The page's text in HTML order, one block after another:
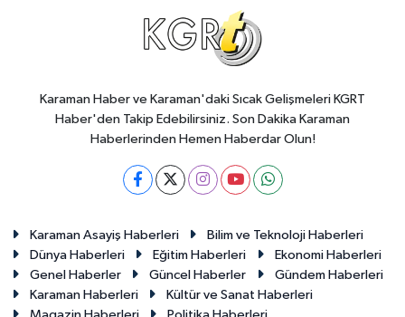
Karaman Haber ve Karaman'daki Sıcak Gelişmeleri KGRT
Haber'den Takip Edebilirsiniz. Son Dakika Karaman
Haberlerinden Hemen Haberdar Olun!
Karaman Asayiş Haberleri
Bilim ve Teknoloji Haberleri
Dünya Haberleri
Eğitim Haberleri
Ekonomi Haberleri
Genel Haberler
Güncel Haberler
Gündem Haberleri
Karaman Haberleri
Kültür ve Sanat Haberleri